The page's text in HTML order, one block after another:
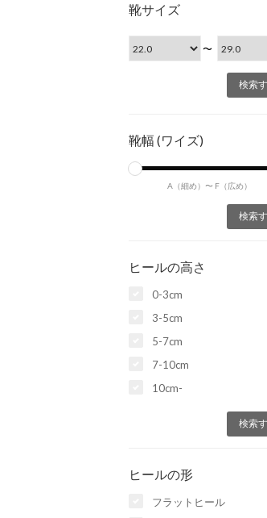
靴サイズ
〜
靴幅 (ワイズ)
A（細め）〜 F（広め）
ヒールの高さ
0-3cm
3-5cm
5-7cm
7-10cm
10cm-
ヒールの形
フラットヒール